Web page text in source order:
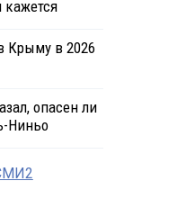
Крыму в 2026
опасен ли
Ниньо